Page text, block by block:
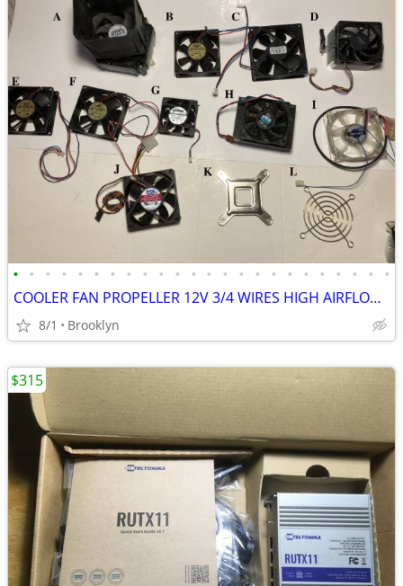
• • • • • • • • • • • • • • • • • • • • • • • •
COOLER FAN PROPELLER 12V 3/4 WIRES HIGH AIRFLOW PWM BALL HYDRO BEARING
8/1 Brooklyn
$315